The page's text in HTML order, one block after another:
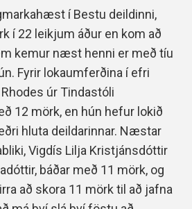
í Bestu deildinni,
í 22 leikjum áður en kom að
kemur næst henni er með tíu
Fyrir lokaumferðina í efri
úr Tindastóli
12 mörk, en hún hefur lokið
hluta deildarinnar. Næstar
Vigdís Lilja Kristjánsdóttir
báðar með 11 mörk, og
að skora 11 mörk til að jafna